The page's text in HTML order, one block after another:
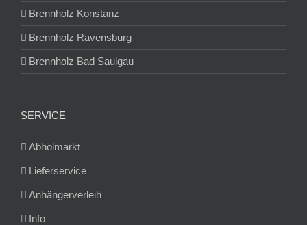
Brennholz Konstanz
Brennholz Ravensburg
Brennholz Bad Saulgau
SERVICE
Abholmarkt
Lieferservice
Anhängerverleih
Info